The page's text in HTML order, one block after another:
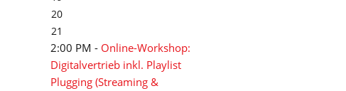
20
21
2:00 PM - Online-Workshop:
Digitalvertrieb inkl. Playlist
Plugging (Streaming &